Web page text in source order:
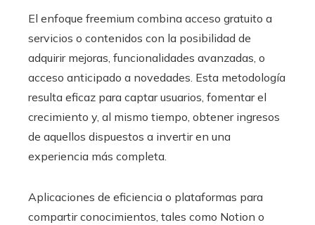
El enfoque freemium combina acceso gratuito a
servicios o contenidos con la posibilidad de
adquirir mejoras, funcionalidades avanzadas, o
acceso anticipado a novedades. Esta metodología
resulta eficaz para captar usuarios, fomentar el
crecimiento y, al mismo tiempo, obtener ingresos
de aquellos dispuestos a invertir en una
experiencia más completa.
Aplicaciones de eficiencia o plataformas para
compartir conocimientos, tales como Notion o